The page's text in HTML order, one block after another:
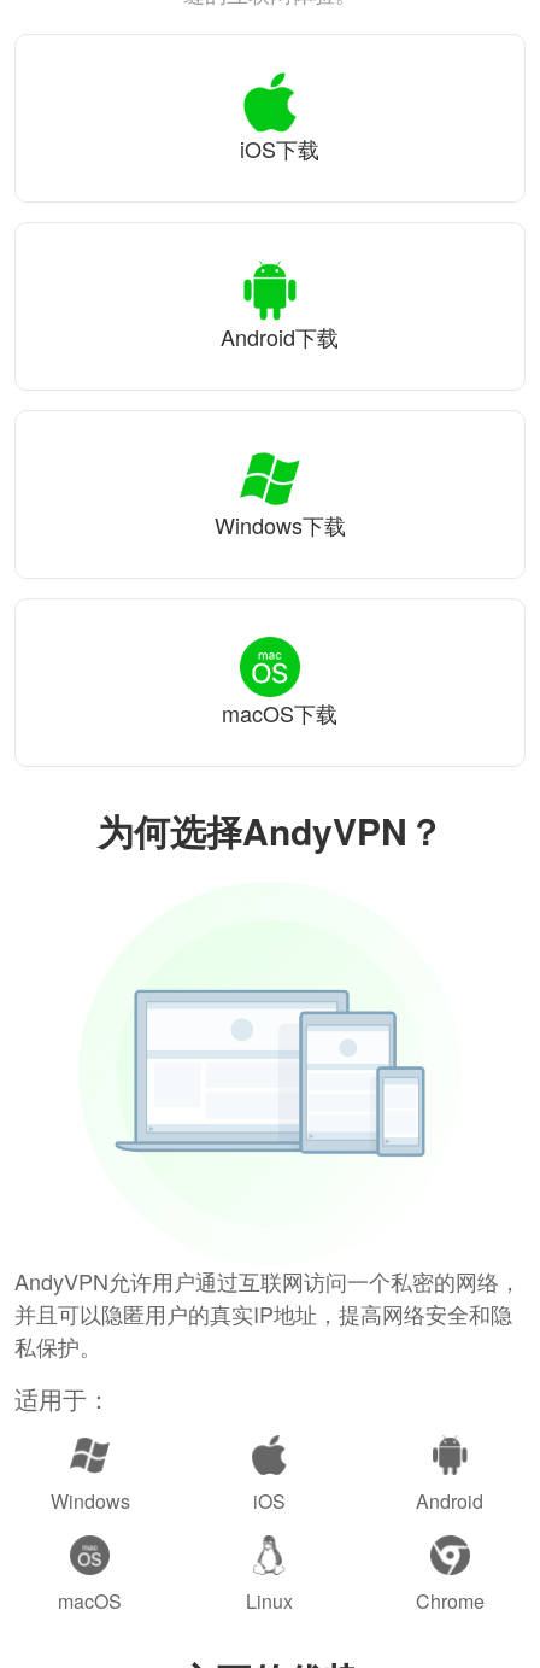
为何选择AndyVPN？
AndyVPN允许用户通过互联网访问一个私密的网络，
并且可以隐匿用户的真实IP地址，提高网络安全和隐
私保护。
适用于：
Windows iOS Android
macOS Linux Chrome
iOS下载
Android下载
Windows下载
macOS下载